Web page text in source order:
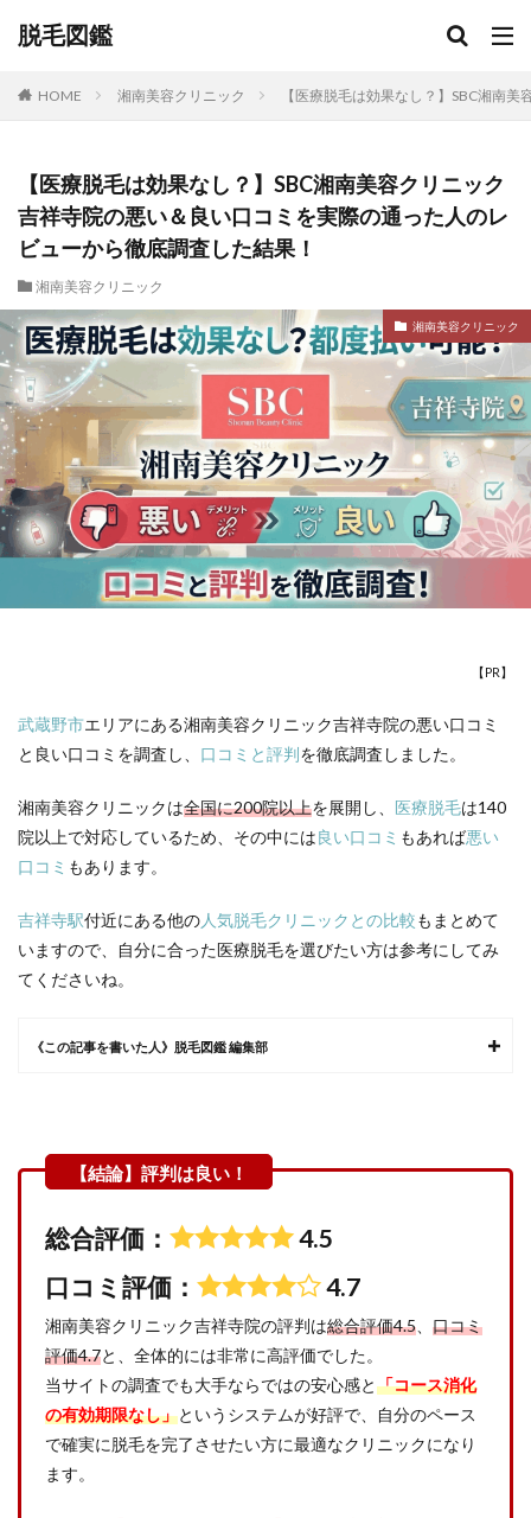
脱毛図鑑
HOME 湘南美容クリニック 【医療脱毛は効果なし？】SBC湘南
【医療脱毛は効果なし？】SBC湘南美容クリニック
吉祥寺院の悪い＆良い口コミを実際の通った人のレ
ビューから徹底調査した結果！
湘南美容クリニック
湘南美容クリニック
【PR】
武蔵野市エリアにある湘南美容クリニック吉祥寺院の悪い口コミ
と良い口コミを調査し、 口コミと評判を徹底調査しました。
湘南美容クリニックは全国に200院以上を展開し、 医療脱毛は140
院以上で対応しているため、その中には良い口コミ もあれば悪い
口コミ もあります。
吉祥寺駅付近にある他の人気脱毛クリニックとの比較もまとめて
いますので、自分に合った医療脱毛を選びたい方は参考にしてみ
てくださいね。
《この記事を書いた人》脱毛図鑑 編集部
総合評価：
4.5
口コミ評価：
4.7
湘南美容クリニック吉祥寺院の評判は総合評価4.5
口コミ
評価4.7と、全体的には非常に高評価でした。
当サイトの調査でも大手ならではの安心感と「コース消化
の有効期限なし」というシステムが好評で、自分のペース
で確実に脱毛を完了させたい方に最適なクリニックになり
ます。